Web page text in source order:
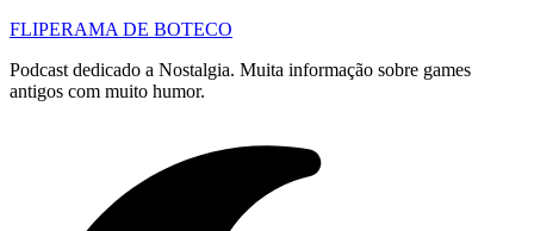
FLIPERAMA DE BOTECO
Podcast dedicado a Nostalgia. Muita informação sobre games
antigos com muito humor.